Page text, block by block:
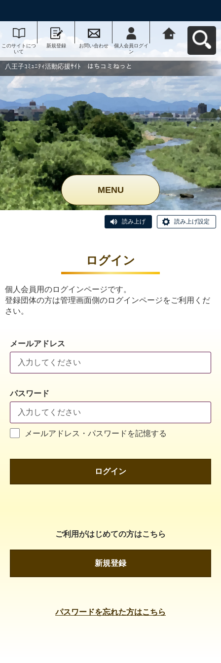
このサイトにつ
いて
新規登録 お問い合わせ
個人会員ログイ
ン
動応援ｻｲﾄ はち
コミねっとへ戻
八王子ｺﾐｭﾆﾃｨ活動応援ｻｲﾄ はちコミねっと
MENU
読み上げ 読み上げ設定
ログイン
個人会員用のログインページです。
登録団体の方は管理画面側のログインページをご利用くだ
さい。
メールアドレス
パスワード
メールアドレス・パスワードを記憶する
ログイン
ご利用がはじめての方はこちら
新規登録
パスワードを忘れた方はこちら